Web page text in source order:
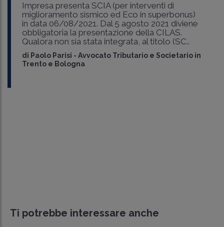
Impresa presenta SCIA (per interventi di
miglioramento sismico ed Eco in superbonus)
in data 06/08/2021. Dal 5 agosto 2021 diviene
obbligatoria la presentazione della CILAS.
Qualora non sia stata integrata, al titolo (SC..
di Paolo Parisi - Avvocato Tributario e Societario in
Trento e Bologna
Ti potrebbe interessare anche